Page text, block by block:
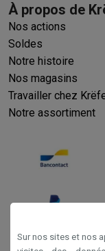
À propos de
Nos actions
Soldes
Notre histoire
Nos magasins
Travailler chez
Notre assortiment
Sur nos sites et nos